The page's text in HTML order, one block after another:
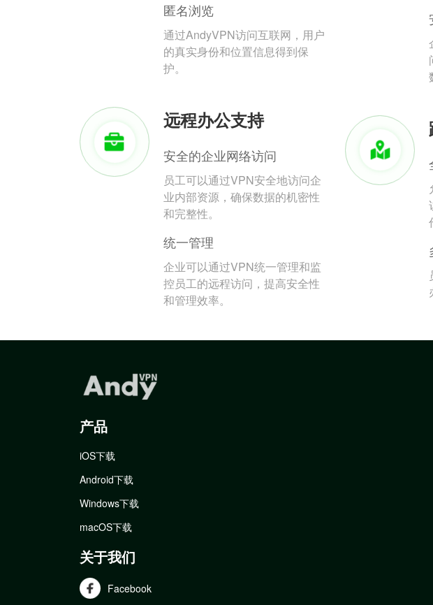
匿名浏览
通过AndyVPN访问互联网，用户
的真实身份和位置信息得到保
护。
远程办公支持
安全的企业网络访问
员工可以通过VPN安全地访问企
业内部资源，确保数据的机密性
和完整性。
统一管理
企业可以通过VPN统一管理和监
控员工的远程访问，提高安全性
和管理效率。
产品
iOS下载
Android下载
Windows下载
macOS下载
关于我们
Facebook